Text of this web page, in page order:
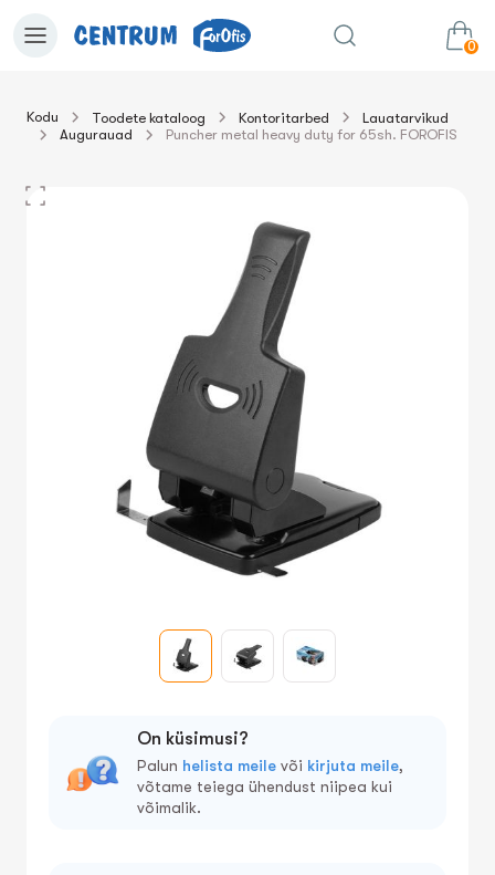
0
Lisa ostukorvi Summa:0.00€
Kodu Toodete kataloog Kontoritarbed
Lauatarvikud
Augurauad
Puncher metal heavy duty for 65sh. FOROFIS
On küsimusi?
Palun helista meile või kirjuta meile,
võtame teiega ühendust niipea kui
võimalik.